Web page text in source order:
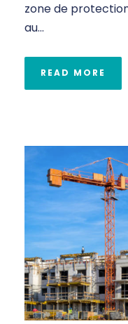
zone de
au...
READ MORE